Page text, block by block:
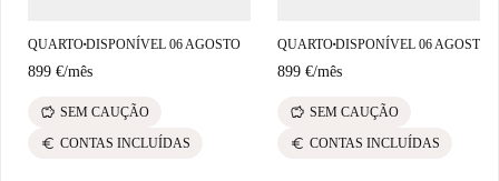
QUARTO■DISPONÍVEL 06 AGOSTO
899 €/mês
savings SEM CAUÇÃO
euro CONTAS INCLUÍDAS
QUARTO■DISPONÍVEL 06 AGOSTO
899 €/mês
savings SEM CAUÇÃO
euro CONTAS INCLUÍDAS